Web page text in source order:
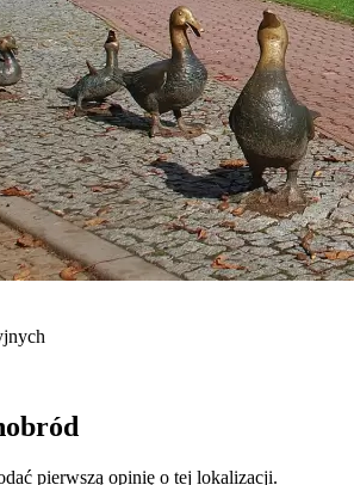
pierwszą opinię o tej lokalizacji.